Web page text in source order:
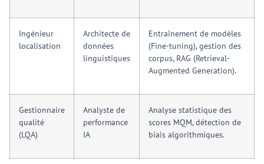
Ingénieur
localisation
Architecte de
données
linguistiques
Entraînement de modèles
(Fine-tuning), gestion des
corpus, RAG (Retrieval-
Augmented Generation).
Gestionnaire
qualité
(LQA)
Analyste de
performance
IA
Analyse statistique des
scores MQM, détection de
biais algorithmiques.